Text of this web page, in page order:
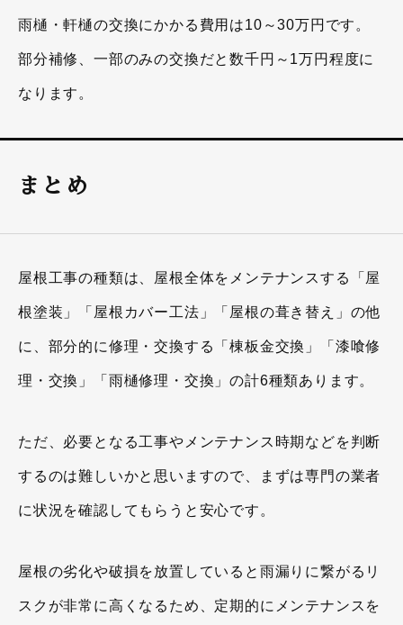
雨樋・軒樋の交換にかかる費用は10～30万円です。
部分補修、一部のみの交換だと数千円～1万円程度に
なります。
まとめ
屋根工事の種類は、屋根全体をメンテナンスする「屋
根塗装」「屋根カバー工法」「屋根の葺き替え」の他
に、部分的に修理・交換する「棟板金交換」「漆喰修
理・交換」「雨樋修理・交換」の計6種類あります。
ただ、必要となる工事やメンテナンス時期などを判断
するのは難しいかと思いますので、まずは専門の業者
に状況を確認してもらうと安心です。
屋根の劣化や破損を放置していると雨漏りに繋がるリ
スクが非常に高くなるため、定期的にメンテナンスを